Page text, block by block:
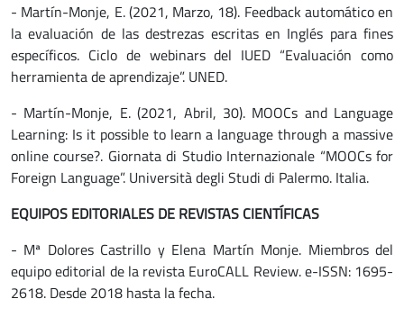
- Martín-Monje, E. (2021, Marzo, 18). Feedback automático en
la evaluación de las destrezas escritas en Inglés para fines
específicos. Ciclo de webinars del IUED “Evaluación como
herramienta de aprendizaje”. UNED.
- Martín-Monje, E. (2021, Abril, 30). MOOCs and Language
Learning: Is it possible to learn a language through a massive
online course?. Giornata di Studio Internazionale “MOOCs for
Foreign Language”. Università degli Studi di Palermo. Italia.
EQUIPOS EDITORIALES DE REVISTAS CIENTÍFICAS
- Mª Dolores Castrillo y Elena Martín Monje. Miembros del
equipo editorial de la revista EuroCALL Review. e-ISSN: 1695-
2618. Desde 2018 hasta la fecha.